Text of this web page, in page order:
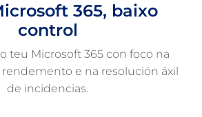
365, baixo
control
teu Microsoft 365 con foco na
e na resolución áxil
de incidencias.